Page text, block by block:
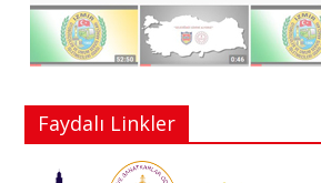
Faydalı Linkler